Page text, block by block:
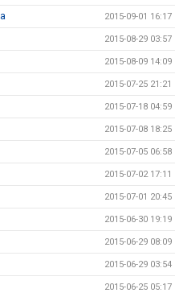
2015-09-01 16:17
2015-08-29 03:57
2015-08-09 14:09
2015-07-25 21:21
2015-07-18 04:59
2015-07-08 18:25
2015-07-05 06:58
2015-07-02 17:11
2015-07-01 20:45
2015-06-30 19:19
2015-06-29 08:09
2015-06-29 03:54
2015-06-25 05:17